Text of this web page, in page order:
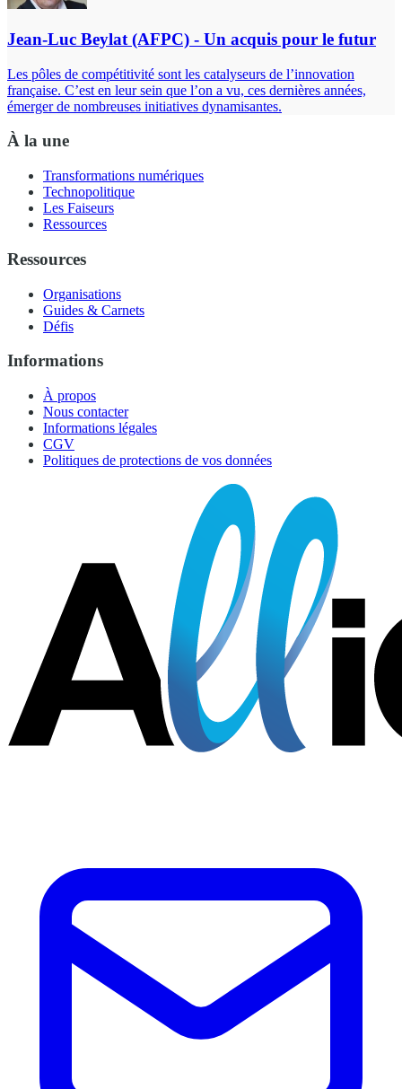
Jean-Luc Beylat (AFPC) - Un acquis pour le futur
Les pôles de compétitivité sont les catalyseurs de l’innovation
française. C’est en leur sein que l’on a vu, ces dernières années,
émerger de nombreuses initiatives dynamisantes.
À la une
Transformations numériques
Technopolitique
Les Faiseurs
Ressources
Ressources
Organisations
Guides & Carnets
Défis
Informations
À propos
Nous contacter
Informations légales
CGV
Politiques de protections de vos données